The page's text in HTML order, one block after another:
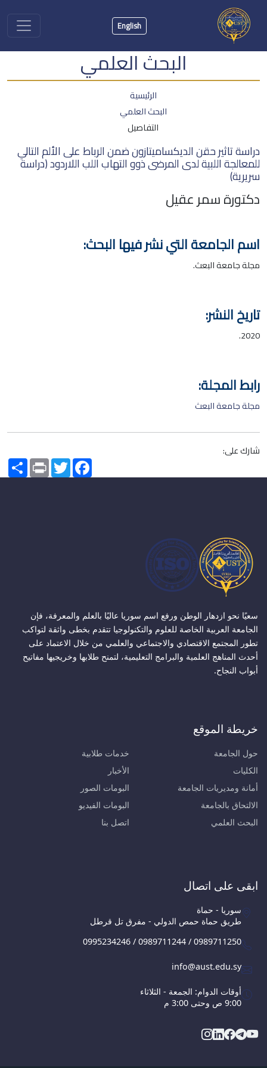
English
البحث العلمي
الرئيسية
البحث العلمي
التفاصيل
دراسة تاثير حقن الديكساميتازون ضمن الرباط على الألم التالي
للمعالجة اللبية لدى المرضى ذوو التهاب اللب اللاردود (دراسة
سريرية)
دكتورة سمر عقيل
اسم الجامعة التي نشر فيها البحث:
مجلة جامعة البعث.
تاريخ النشر:
2020.
رابط المجلة:
مجلة جامعة البعث
شارك على:
Share PrintTwitterFacebook
سعيًا نحو ازدهار الوطن ورفع اسم سوريا عاليًا بالعلم والمعرفة، فإن
الجامعة العربية الخاصة للعلوم والتكنولوجيا تتقدم بخطى واثقة لتواكب
تطور المجتمع الاقتصادي والاجتماعي والعلمي من خلال الاعتماد على
أحدث المناهج العلمية والبرامج التعليمية، لتمنح طلابها وخريجيها مفاتيح
أبواب النجاح.
خريطة الموقع
حول الجامعة
الكليات
أمانة ومديريات الجامعة
الالتحاق بالجامعة
البحث العلمي
خدمات طلابية
الأخبار
البومات الصور
البومات الفيديو
اتصل بنا
ابقى على اتصال
سوريا - حماة
طريق حماة حمص الدولي - مفرق تل قرطل
0995234246 / 0989711244 / 0989711250
info@aust.edu.sy
أوقات الدوام: الجمعة - الثلاثاء
9:00 ص وحتى 3:00 م